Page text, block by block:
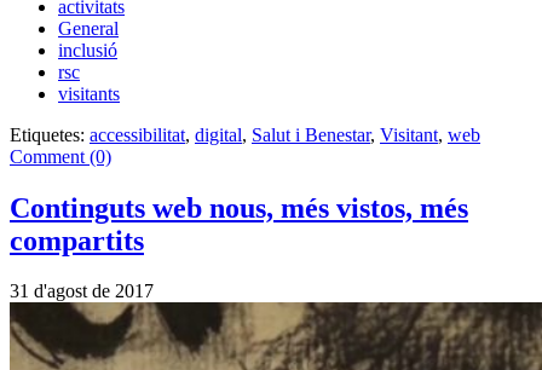
activitats
General
inclusió
rsc
visitants
Etiquetes: accessibilitat, digital, Salut i Benestar, Visitant, web
Comment (0)
Continguts web nous, més vistos, més
compartits
31 d'agost de 2017